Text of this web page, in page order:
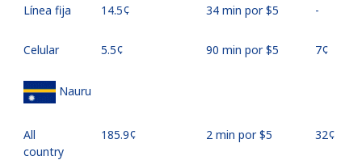
Línea fija ⁦14.5¢⁩ 34 min por ⁦$5⁩ -
Celular ⁦5.5¢⁩ 90 min por ⁦$5⁩ ⁦7¢⁩
Nauru
All
country
⁦185.9¢⁩ 2 min por ⁦$5⁩ ⁦32¢⁩